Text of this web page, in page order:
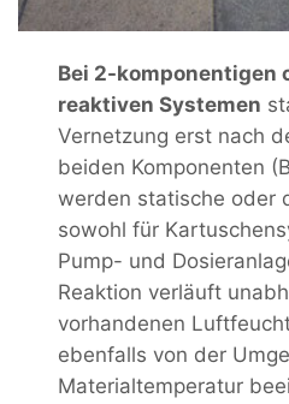
Bei 2-komponentigen
reaktiven Systemen
Vernetzung erst nach
beiden Komponenten
werden statische oder
sowohl für
Pump- und
Reaktion verläuft
vorhandenen
ebenfalls von der
Materialtemperatur